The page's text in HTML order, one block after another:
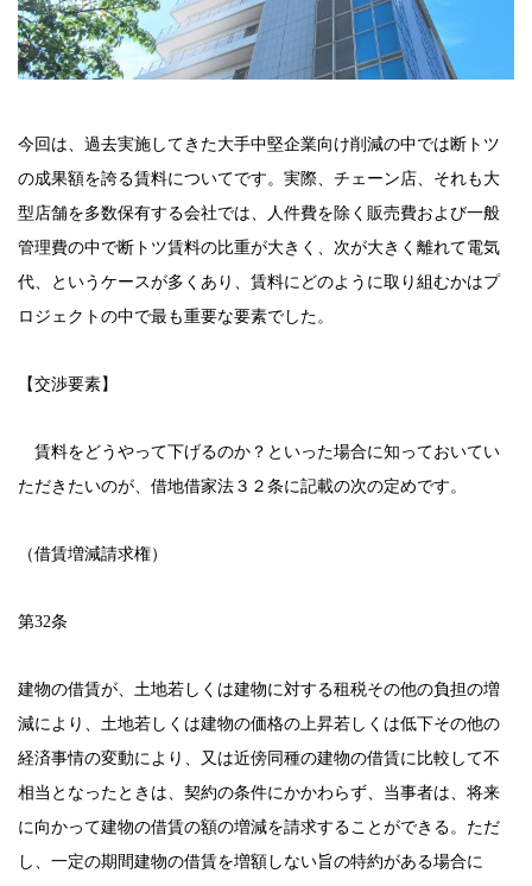
今回は、過去実施してきた大手中堅企業向け削減の中では断トツ
の成果額を誇る賃料についてです。実際、チェーン店、それも大
型店舗を多数保有する会社では、人件費を除く販売費および一般
管理費の中で断トツ賃料の比重が大きく、次が大きく離れて電気
代、というケースが多くあり、賃料にどのように取り組むかはプ
ロジェクトの中で最も重要な要素でした。
【交渉要素】
賃料をどうやって下げるのか？といった場合に知っておいてい
ただきたいのが、借地借家法３２条に記載の次の定めです。
（借賃増減請求権）
第32条
建物の借賃が、土地若しくは建物に対する租税その他の負担の増
減により、土地若しくは建物の価格の上昇若しくは低下その他の
経済事情の変動により、又は近傍同種の建物の借賃に比較して不
相当となったときは、契約の条件にかかわらず、当事者は、将来
に向かって建物の借賃の額の増減を請求することができる。ただ
し、一定の期間建物の借賃を増額しない旨の特約がある場合に